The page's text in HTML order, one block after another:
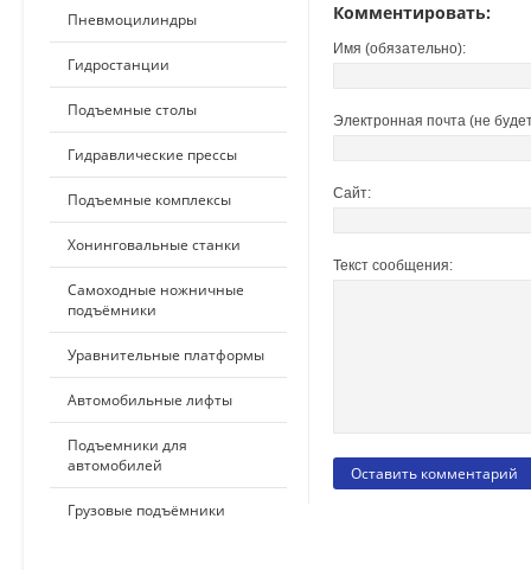
Комментировать:
Имя (обязательно):
Электронная почта (не
Сайт:
Текст сообщения:
Пневмоцилиндры
Гидростанции
Подъемные столы
Гидравлические прессы
Подъемные комплексы
Хонинговальные станки
Самоходные ножничные
подъёмники
Уравнительные платформы
Автомобильные лифты
Подъемники для
автомобилей
Грузовые подъёмники